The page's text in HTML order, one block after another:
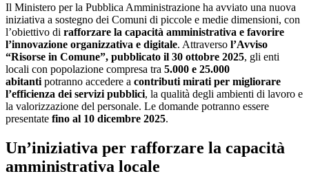
Il Ministero per la Pubblica Amministrazione ha avviato una nuova
iniziativa a sostegno dei Comuni di piccole e medie dimensioni, con
l’obiettivo di rafforzare la capacità amministrativa e favorire
l’innovazione organizzativa e digitale. Attraverso l’Avviso
“Risorse in Comune”, pubblicato il 30 ottobre 2025, gli enti
locali con popolazione compresa tra 5.000 e 25.000
abitanti potranno accedere a contributi mirati per migliorare
l’efficienza dei servizi pubblici, la qualità degli ambienti di lavoro e
la valorizzazione del personale. Le domande potranno essere
presentate fino al 10 dicembre 2025.
Un’iniziativa per rafforzare la capacità
amministrativa locale